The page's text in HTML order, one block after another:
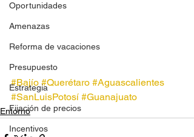
Oportunidades
Amenazas
Reforma de vacaciones
Presupuesto
Estrategia
Fijación de precios
Incentivos
#Bajío #Querétaro #Aguascalientes
#SanLuisPotosí #Guanajuato
Entorno